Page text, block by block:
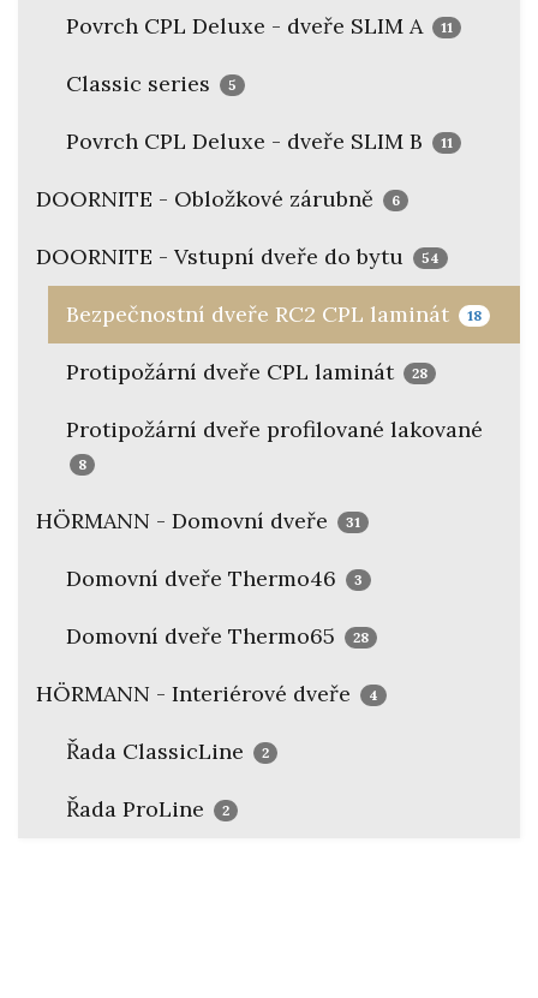
Povrch CPL Deluxe - dveře SLIM A 11
Classic series 5
Povrch CPL Deluxe - dveře SLIM B 11
DOORNITE - Obložkové zárubně 6
DOORNITE - Vstupní dveře do bytu 54
Bezpečnostní dveře RC2 CPL laminát 18
Protipožární dveře CPL laminát 28
Protipožární dveře profilované lakované
8
HÖRMANN - Domovní dveře 31
Domovní dveře Thermo46 3
Domovní dveře Thermo65 28
HÖRMANN - Interiérové dveře 4
Řada ClassicLine 2
Řada ProLine 2